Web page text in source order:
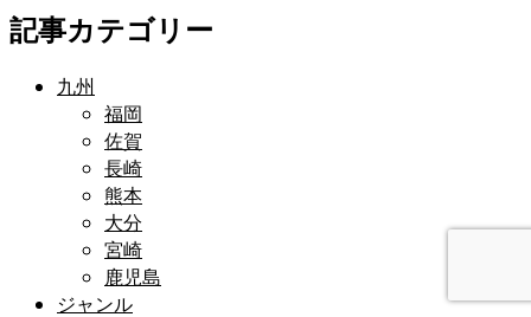
記事カテゴリー
九州
福岡
佐賀
長崎
熊本
大分
宮崎
鹿児島
ジャンル